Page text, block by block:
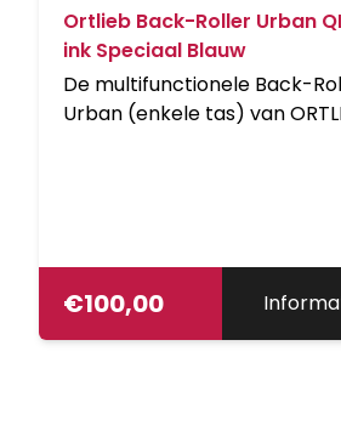
Ortlieb Back-Roller Urban
ink Speciaal Blauw
De multifunctionele Back-
Urban (enkele tas) van
outfit, is de tas van cordura in
een hippe textiellook
En, dankzij de PU coating
€100,00